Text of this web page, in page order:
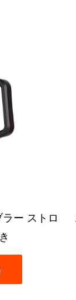
ルオープナ